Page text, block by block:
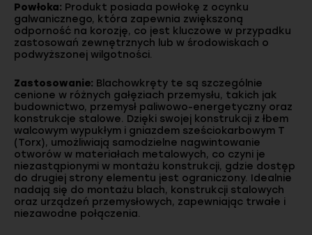
Powłoka: Produkt posiada powłokę z ocynku
galwanicznego, która zapewnia zwiększoną
odporność na korozję, co jest kluczowe w przypadku
zastosowań zewnętrznych lub w środowiskach o
podwyższonej wilgotności.
Zastosowanie: Blachowkręty te są szczególnie
cenione w różnych gałęziach przemysłu, takich jak
budownictwo, przemysł paliwowo-energetyczny oraz
konstrukcje stalowe. Dzięki swojej konstrukcji z łbem
walcowym wypukłym i gniazdem sześciokarbowym T
(Torx), umożliwiają samodzielne nagwintowanie
otworów w materiałach metalowych, co czyni je
niezastąpionymi w montażu konstrukcji, gdzie dostęp
do drugiej strony elementu jest ograniczony. Idealnie
nadają się do montażu blach, konstrukcji stalowych
oraz urządzeń przemysłowych, zapewniając trwałe i
niezawodne połączenia.